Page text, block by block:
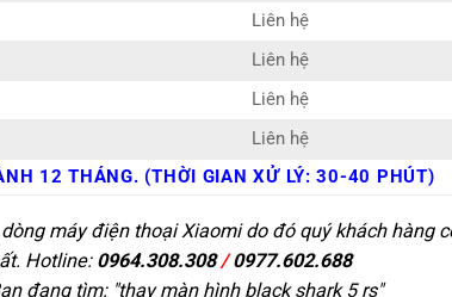
Liên hệ
Liên hệ
Liên hệ
Liên hệ
12 THÁNG. (THỜI GIAN XỬ LÝ: 30-40 PHÚT)
máy điện thoại Xiaomi do đó quý khách hàng
Hotline: 0964.308.308/0977.602.688
đang tìm: "thay màn hình black shark 5 rs"